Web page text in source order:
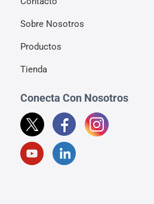
Sobre Nosotros
Productos
Tienda
Conecta Con Nosotros